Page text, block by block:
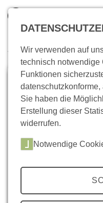
inkl.
Zum
Wo bin ich?
Wir verwenden auf
technisch notwendige
Funktionen
Sie haben die
Erstellung dieser
widerrufen.
Notwendige